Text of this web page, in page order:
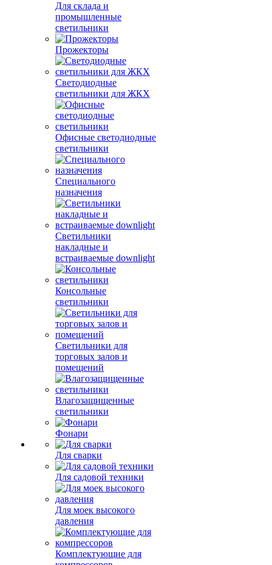
Для склада и
промышленные
светильники
Прожекторы
Светодиодные
светильники для ЖКХ
Офисные светодиодные
светильники
Специального
назначения
Светильники
накладные и
встраиваемые downlight
Консольные
светильники
Светильники для
торговых залов и
помещений
Влагозащищенные
светильники
Фонари
Для сварки
Для садовой техники
Для моек высокого
давления
Комплектующие для